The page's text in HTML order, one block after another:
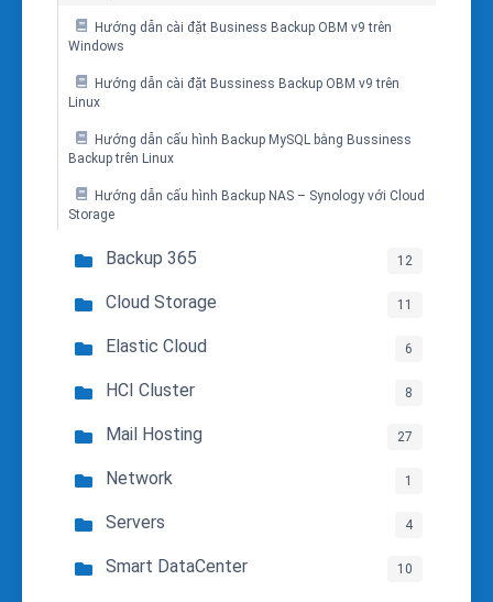
Hướng dẫn cài đặt Business Backup OBM v9 trên
Windows
Hướng dẫn cài đặt Bussiness Backup OBM v9 trên
Linux
Hướng dẫn cấu hình Backup MySQL bằng Bussiness
Backup trên Linux
Hướng dẫn cấu hình Backup NAS – Synology với Cloud
Storage
Backup 365 12
Cloud Storage 11
Elastic Cloud 6
HCI Cluster 8
Mail Hosting 27
Network 1
Servers 4
Smart DataCenter 10